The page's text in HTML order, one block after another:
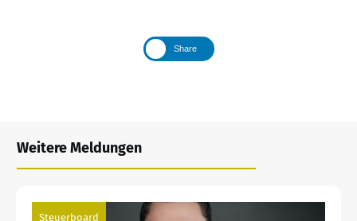
Share
Weitere Meldungen
Steuerboard